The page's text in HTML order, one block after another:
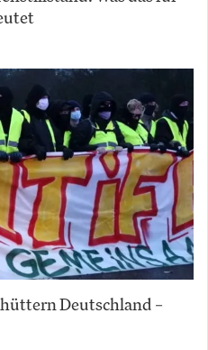
Deutschland –